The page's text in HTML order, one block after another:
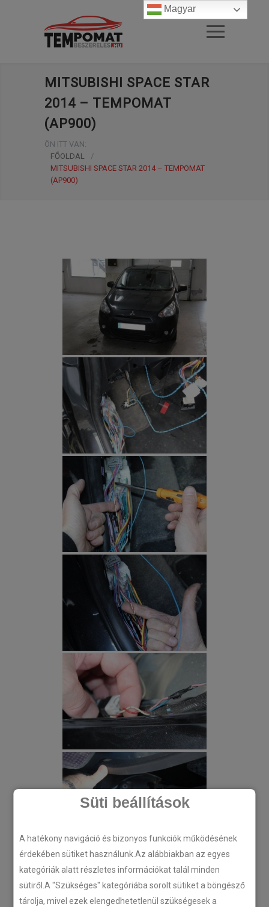
Süti beállítások
A hatékony navigáció és bizonyos funkciók működésének
érdekében sütiket használunk.Az alábbiakban az egyes
kategóriák alatt részletes információkat talál minden
sütiről.A "Szükséges" kategóriába sorolt sütiket a böngésző
tárolja, mivel ezek elengedhetetlenül szükségesek a
MITSUBISHI SPACE STAR
2014 – TEMPOMAT
(AP900)
ÖN ITT VAN:
FŐOLDAL
/
MITSUBISHI SPACE STAR 2014 – TEMPOMAT
(AP900)
Magyar